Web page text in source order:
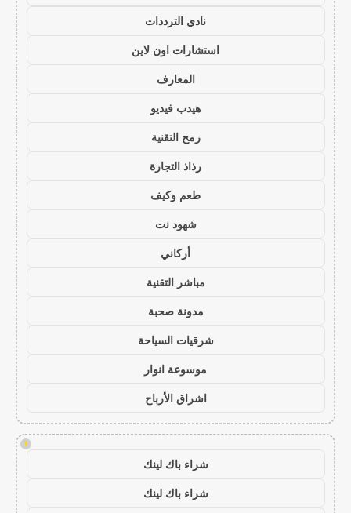
نادي الترددات
استشارات اون لاين
المعارف
هيدب فيديو
رمح التقنية
رذاذ التجارة
طعم وكيف
شهود نت
أركاني
مباشر التقنية
مدونة صحبة
شرقيات السياحة
موسوعة انوار
اشراق الأرباح
!
شراء باك لينك
شراء باك لينك